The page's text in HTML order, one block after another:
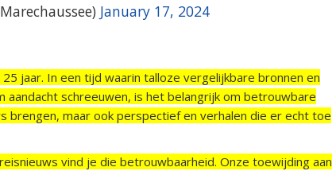
January 17, 2024
jaar. In een tijd waarin talloze vergelijkbare bronnen en
schreeuwen, is het belangrijk om betrouwbare
brengen, maar ook perspectief en verhalen die er echt toe
vind je die betrouwbaarheid. Onze toewijding aan